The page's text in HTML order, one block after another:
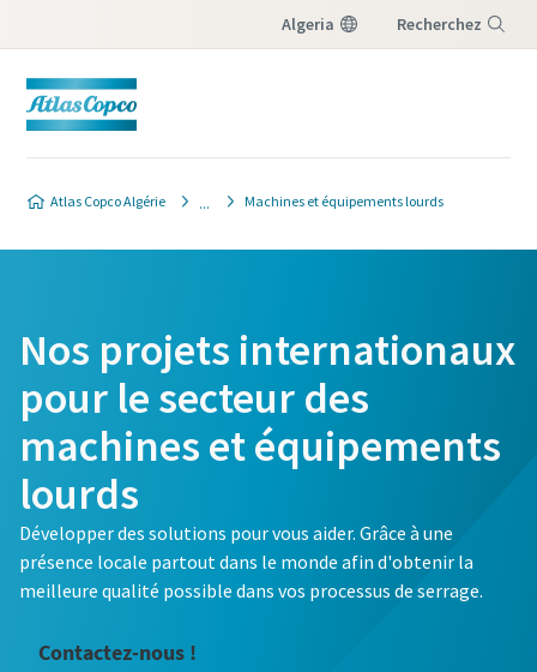
Algeria Recherchez
Atlas Copco Algérie Machines et équipements lourds
Nos projets internationaux
pour le secteur des
machines et équipements
lourds
Développer des solutions pour vous aider. Grâce à une
présence locale partout dans le monde afin d'obtenir la
meilleure qualité possible dans vos processus de serrage.
Contactez-nous !